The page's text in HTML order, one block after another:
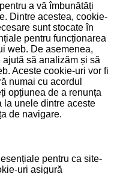
a vă îmbunătăți
Dintre acestea, cookie-
sunt stocate în
pentru funcționarea
web. De asemenea,
să analizăm și să
Aceste cookie-uri vor fi
numai cu acordul
opțiunea de a renunța
la unele dintre aceste
de navigare.
pentru ca site-
uri asigură